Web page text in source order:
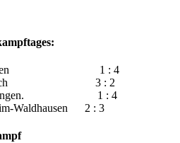
1 : 4
SV March 3 : 2
Ötlingen. 1 : 4
Waldhausen 2 : 3